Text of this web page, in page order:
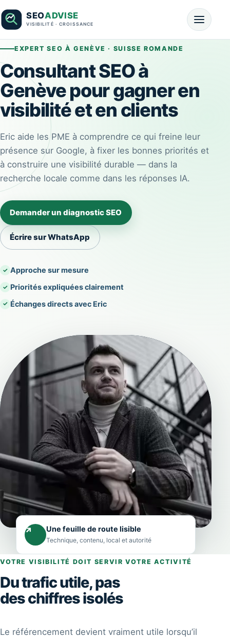
EXPERT SEO À GENÈVE · SUISSE ROMANDE
Consultant SEO à
Genève pour gagner en
visibilité et en clients
Eric aide les PME à comprendre ce qui freine leur
présence sur Google, à fixer les bonnes priorités et
à construire une visibilité durable — dans la
recherche locale comme dans les réponses IA.
Demander un diagnostic SEO
Écrire sur WhatsApp
Approche sur mesure
Priorités expliquées clairement
Échanges directs avec Eric
↗ Une feuille de route lisible
Technique, contenu, local et autorité
VOTRE VISIBILITÉ DOIT SERVIR VOTRE ACTIVITÉ
Du trafic utile, pas
des chiffres isolés
Le référencement devient vraiment utile lorsqu’il